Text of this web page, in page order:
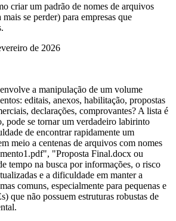
criar um padrão de nomes de arquivos
se perder) para empresas que
de 2026
a manipulação de um volume
editais, anexos, habilitação, propostas
declarações, comprovantes? A lista é
pode se tornar um verdadeiro labirinto
de encontrar rapidamente um
meio a centenas de arquivos com nomes
"Proposta Final.docx ou
tempo na busca por informações, o risco
e a dificuldade em manter a
comuns, especialmente para pequenas e
que não possuem estruturas robustas de